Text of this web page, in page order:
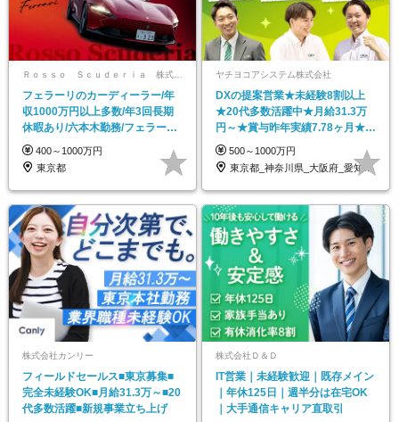
Ｒｏｓｓｏ Ｓｃｕｄｅｒｉａ 株式会社
フェラーリのカーディーラー/年
収1000万円以上多数/年3回長期
休暇あり/六本木勤務/フェラーリ
正規ディーラー
400～1000万円
東京都
ヤチヨコアシステム株式会社
DXの提案営業★未経験8割以上
★20代多数活躍中★月給31.3万
円～★賞与昨年実績7.78ヶ月★転
勤なし
500～1000万円
東京都_神奈川県_大阪府_愛知県_宮城県…
株式会社カンリー
フィールドセールス■東京募集■
完全未経験OK■月給31.3万～■20
代多数活躍■新規事業立ち上げ
株式会社Ｄ＆Ｄ
IT営業｜未経験歓迎｜既存メイン
｜年休125日｜週半分は在宅OK
｜大手通信キャリア直取引